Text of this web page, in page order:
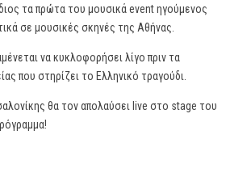
τα πρώτα του μουσικά event ηγούμενος
σε μουσικές σκηνές της Αθήνας.
να κυκλοφορήσει λίγο πριν τα
που στηρίζει το Ελληνικό τραγούδι.
θα τον απολαύσει live στο stage του